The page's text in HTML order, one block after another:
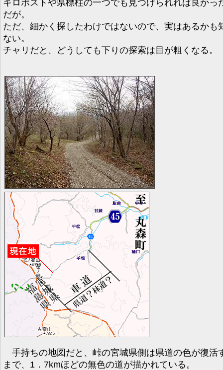
キロポストや県標柱の一つでも見つけられれば良かっ
だが。
ただ、細かく探したわけではないので、実はあるかも
ない。
チャリだと、どうしても下りの探索は目が粗くなる。
手持ちの地図だと、峠の宮城県側は県道の色が復活
まで、1．7kmほどの無色の道が描かれている。